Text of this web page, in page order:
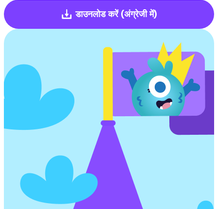
डाउनलोड करें (अंग्रेजी में)